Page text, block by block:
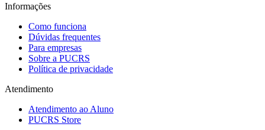
Informações
Como funciona
Dúvidas frequentes
Para empresas
Sobre a PUCRS
Política de privacidade
Atendimento
Atendimento ao Aluno
PUCRS Store